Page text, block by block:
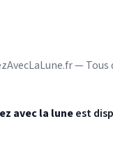
—
avec la luneest